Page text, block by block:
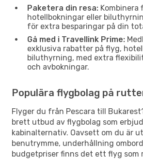
Paketera din resa: Kombinera
hotellbokningar eller
för extra besparingar på din
Gå med i Travellink Prime:
exklusiva rabatter på flyg,
biluthyrning, med extra
och avbokningar.
Populära flygbolag på
Flyger du från Pescara till
brett utbud av flygbolag som
kabinalternativ. Oavsett om du är
benutrymme, underhållning
budgetpriser finns det ett flyg som